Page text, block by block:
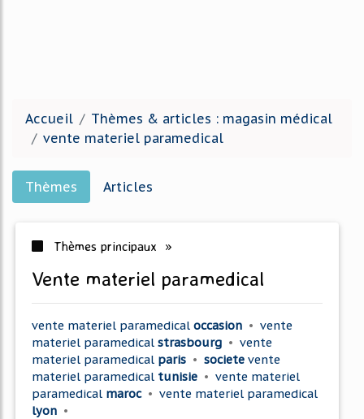
Accueil
Thèmes & articles : magasin médical
vente materiel paramedical
Thèmes Articles
Thèmes principaux »
vente materiel paramedical
vente materiel paramedical occasion • vente
materiel paramedical strasbourg • vente
materiel paramedical paris • societe vente
materiel paramedical tunisie • vente materiel
paramedical maroc • vente materiel paramedical
lyon •